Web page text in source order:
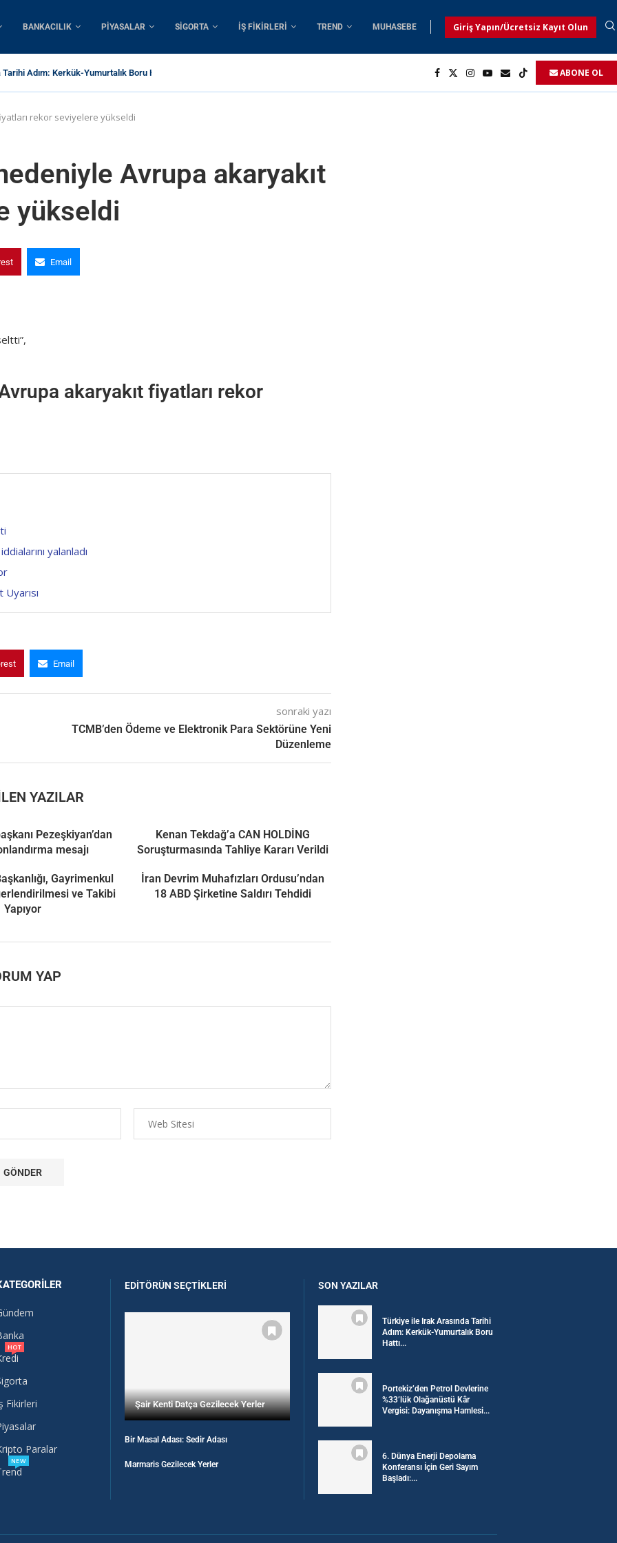
BANKACILIK PIYASALAR SIGORTA İŞ FIKIRLERI TREND MUHASEBE Giriş Yapın/Ücretsiz Kayıt Olun
Adım: Kerkük-Yumurtalık Boru Hattı İçin 1... ABONE OL
rekor seviyelere yükseldi
Avrupa akaryakıt
yükseldi
Email
akaryakıt fiyatları rekor
yalanladı
Email
sonraki yazı
TCMB’den Ödeme ve Elektronik Para Sektörüne Yeni
Düzenleme
YAZILAR
Pezeşkiyan’dan
mesajı
Kenan Tekdağ’a CAN HOLDİNG
Soruşturmasında Tahliye Kararı Verildi
Gayrimenkul
ve Takibi
Yapıyor
İran Devrim Muhafızları Ordusu’ndan
18 ABD Şirketine Saldırı Tehdidi
YAP
HOT
Fikirleri
Paralar
NEW
EDITÖRÜN SEÇTIKLERI
Şair Kenti Datça Gezilecek Yerler
Bir Masal Adası: Sedir Adası
Marmaris Gezilecek Yerler
SON YAZILAR
Türkiye ile Irak Arasında Tarihi
Adım: Kerkük-Yumurtalık Boru
Hattı...
Portekiz’den Petrol Devlerine
%33’lük Olağanüstü Kâr
Vergisi: Dayanışma Hamlesi...
6. Dünya Enerji Depolama
Konferansı İçin Geri Sayım
Başladı:...